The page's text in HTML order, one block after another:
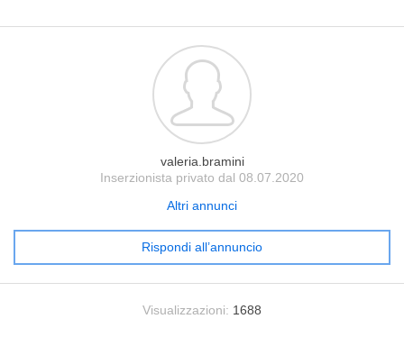
valeria.bramini
Inserzionista privato dal 08.07.2020
Altri annunci
Rispondi all’annuncio
Visualizzazioni: 1688